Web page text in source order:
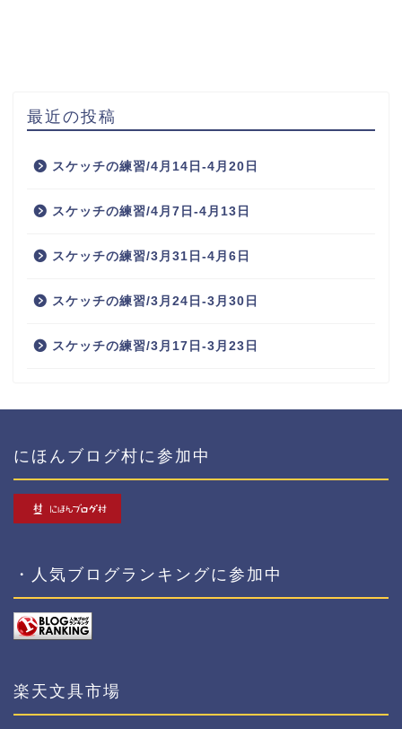
最近の投稿
スケッチの練習/4月14日-4月20日
スケッチの練習/4月7日-4月13日
スケッチの練習/3月31日-4月6日
スケッチの練習/3月24日-3月30日
スケッチの練習/3月17日-3月23日
にほんブログ村に参加中
・人気ブログランキングに参加中
楽天文具市場